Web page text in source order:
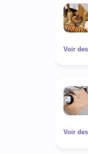
Voir
Voir